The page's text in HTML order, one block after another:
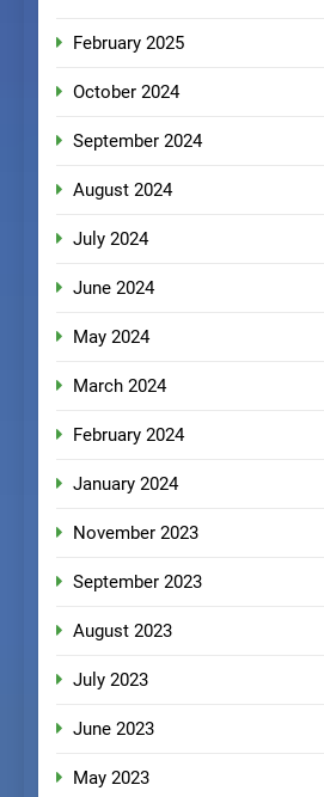
February 2025
October 2024
September 2024
August 2024
July 2024
June 2024
May 2024
March 2024
February 2024
January 2024
November 2023
September 2023
August 2023
July 2023
June 2023
May 2023